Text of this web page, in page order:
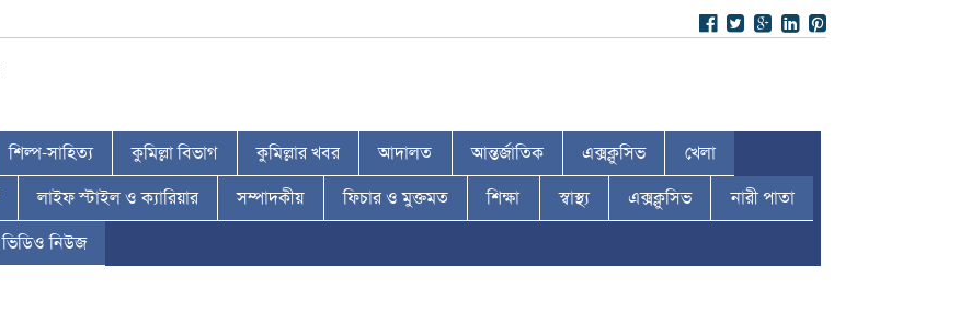
শিল্প-সাহিত্য কুমিল্লা বিভাগ কুমিল্লার খবর আদালত আন্তর্জাতিক এক্সক্লুসিভ খেলা
লাইফ স্টাইল ও ক্যারিয়ার সম্পাদকীয় ফিচার ও মুক্তমত শিক্ষা স্বাস্থ্য এক্সক্লুসিভ নারী পাতা
ভিডিও নিউজ